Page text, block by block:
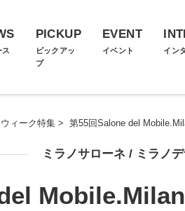
ス
PICKUP
ピックアッ
プ
EVENT
イベント イン
ィーク特集 > 第55回Salone del
ミラノサローネ / ミラノ